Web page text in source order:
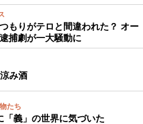
もりがテロと間違われた？ オー
捕劇が一大騒動に
み酒
たち
「義」の世界に気づいた